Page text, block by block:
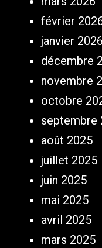
février
janvier 2026
décembre
novembre
octobre
septembre
août 2025
juillet 2025
juin 2025
mai 2025
avril 2025
mars 2025